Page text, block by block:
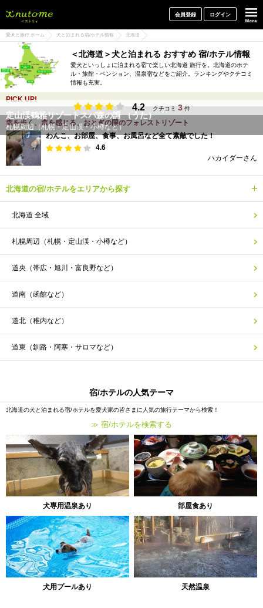
会員登録 ログイン
愛犬と旅行 ホーム 犬と泊まれる宿/ホテル情報 北海道
＜北海道＞犬と泊まれる おすすめ 宿/ホテル情報
愛犬といっしょに泊まれる宿で楽しい北海道 旅行を。北海道のホテ
ル・旅館・ペンション、温泉宿などをご紹介。ランキングやクチコミ
情報も充実。
PICK UP!
定山渓鶴雅リゾートスパ森の謌 （うた）
札幌周辺（札幌・定山渓・小樽など）
4.2 クチコミ 3 件
森を歩く、森を感じる。おとぎの国のフォレストリゾート
わんこ、お部屋、食事、お風呂など全て素敵でした！
4.6
ハカイダーさん
北海道の宿/ホテルをエリアから探す
北海道 全域
札幌周辺（札幌・定山渓・小樽など）
道央（帯広・旭川・富良野など）
道南（函館など）
道北（稚内など）
道東（釧路・阿寒・サロマなど）
宿/ホテルの人気テーマ
北海道の犬と泊まれる宿/ホテルを愛犬家の皆さまに人気の旅行テーマから検索！
≫ 宿/ホテルを検索する
犬専用温泉あり 部屋食あり
犬用プールあり 天然温泉